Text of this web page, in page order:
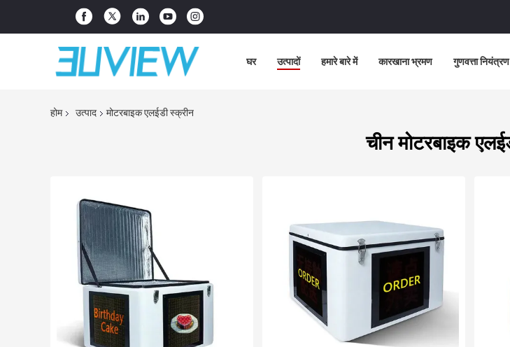
घर उत्पादों हमारे बारे में कारखाना भ्रमण गुणवत्ता नियंत्रण
होम उत्पाद मोटरबाइक एलईडी स्क्रीन
चीन मोटरबाइक